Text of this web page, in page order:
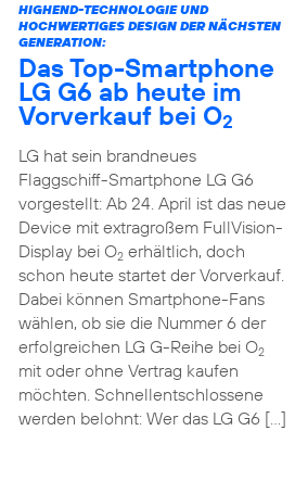
HIGHEND-TECHNOLOGIE UND
HOCHWERTIGES DESIGN DER NÄCHSTEN
GENERATION:
Das Top-Smartphone
LG G6 ab heute im
Vorverkauf bei O2
LG hat sein brandneues
Flaggschiff-Smartphone LG G6
vorgestellt: Ab 24. April ist das neue
Device mit extragroßem FullVision-
Display bei O2erhältlich, doch
schon heute startet der Vorverkauf.
Dabei können Smartphone-Fans
wählen, ob sie die Nummer 6 der
erfolgreichen LG G-Reihe bei O2
mit oder ohne Vertrag kaufen
möchten. Schnellentschlossene
werden belohnt: Wer das LG G6 […]